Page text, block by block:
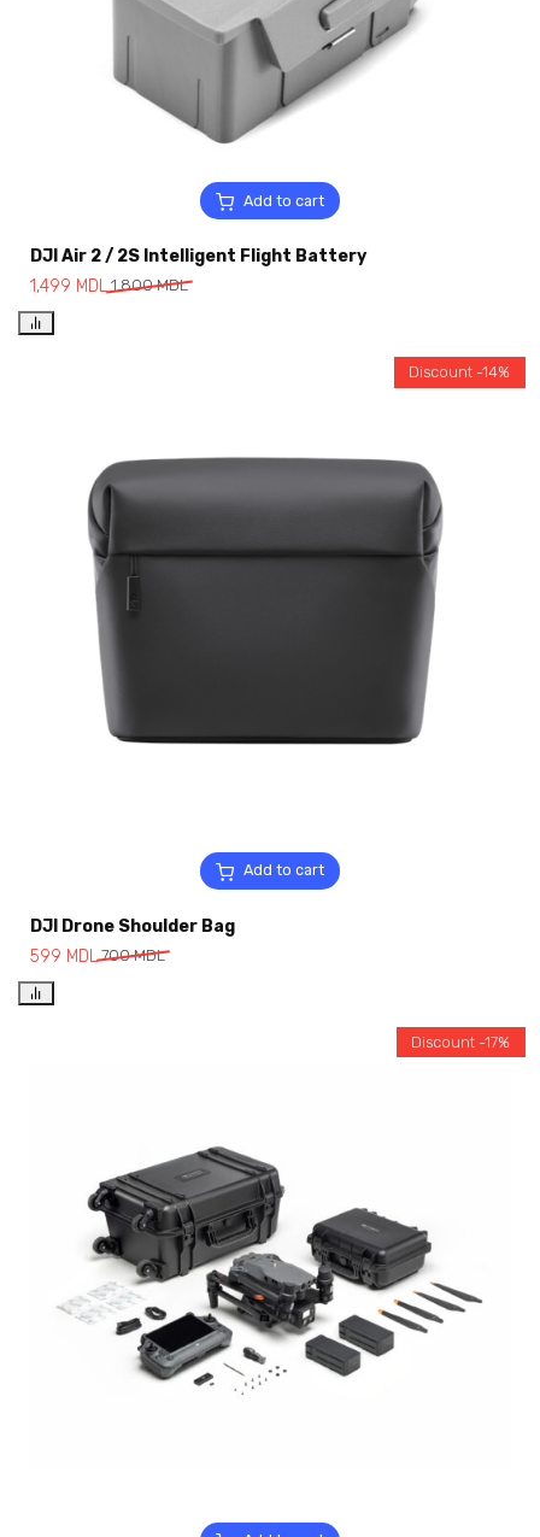
Add to cart
DJI Air 2 / 2S Intelligent Flight Battery
1,800MDL
1,499 MDL
Add to cart
Discount -14%
DJI Drone Shoulder Bag
700MDL
599 MDL
Discount -17%